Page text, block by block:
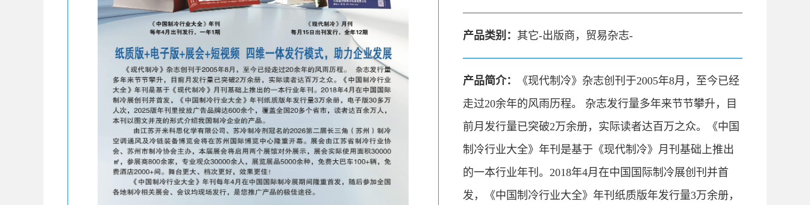
产品类别： 其它-出版商，贸易杂志-
产品简介：
《现代制冷》杂志创刊于2005年8月，至今已经
走过20余年的风雨历程。 杂志发行量多年来节节攀升，目
前月发行量已突破2万余册，实际读者达百万之众。《中国
制冷行业大全》年刊是基于《现代制冷》月刊基础上推出
的一本行业年刊。2018年4月在中国国际制冷展创刊并首
发，《中国制冷行业大全》年刊纸质版年发行量3万余册，